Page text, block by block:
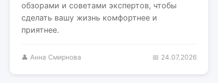
обзорами и советами экспертов, чтобы
сделать вашу жизнь комфортнее и
приятнее.
👤 Анна Смирнова 📅 24.07.2026